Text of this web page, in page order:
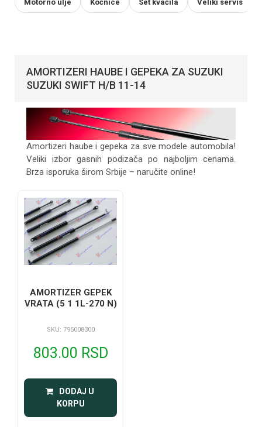
Motorno ulje Kočnice Set kvačila Veliki servis
AMORTIZERI HAUBE I GEPEKA ZA SUZUKI
SUZUKI SWIFT H/B 11-14
Amortizeri haube i gepeka za sve modele automobila!
Veliki izbor gasnih podizača po najboljim cenama.
Brza isporuka širom Srbije – naručite online!
AMORTIZER GEPEK
VRATA (5 1 1L-270 N)
SKU: 795008300
803.00 RSD
DODAJ U
KORPU